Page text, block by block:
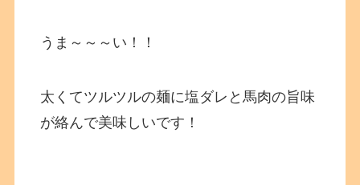
うま～～～い！！
太くてツルツルの麺に塩ダレと馬肉の旨味
が絡んで美味しいです！